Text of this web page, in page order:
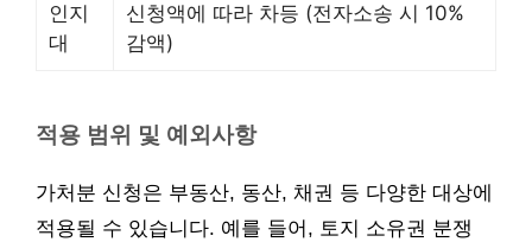
인지
대
신청액에 따라 차등 (전자소송 시 10%
감액)
적용 범위 및 예외사항
가처분 신청은 부동산, 동산, 채권 등 다양한 대상에
적용될 수 있습니다. 예를 들어, 토지 소유권 분쟁